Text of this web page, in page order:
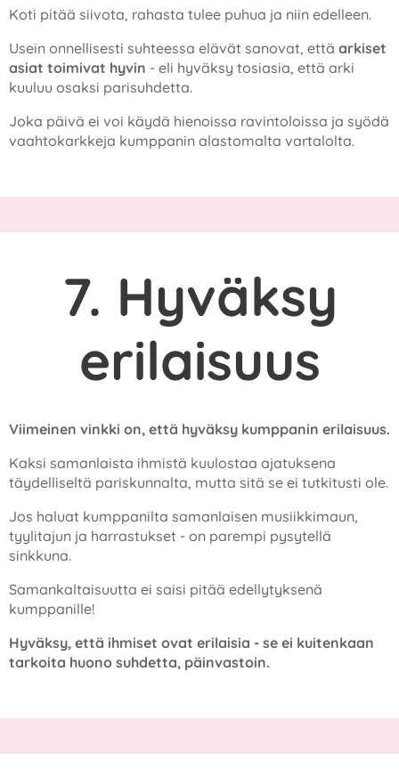
Koti pitää siivota, rahasta tulee puhua ja niin edelleen.
Usein onnellisesti suhteessa elävät sanovat, että arkiset
asiat toimivat hyvin - eli hyväksy tosiasia, että arki
kuuluu osaksi parisuhdetta.
Joka päivä ei voi käydä hienoissa ravintoloissa ja syödä
vaahtokarkkeja kumppanin alastomalta vartalolta.
7. Hyväksy
erilaisuus
Viimeinen vinkki on, että hyväksy kumppanin erilaisuus.
Kaksi samanlaista ihmistä kuulostaa ajatuksena
täydelliseltä pariskunnalta, mutta sitä se ei tutkitusti ole.
Jos haluat kumppanilta samanlaisen musiikkimaun,
tyylitajun ja harrastukset - on parempi pysytellä
sinkkuna.
Samankaltaisuutta ei saisi pitää edellytyksenä
kumppanille!
Hyväksy, että ihmiset ovat erilaisia - se ei kuitenkaan
tarkoita huono suhdetta, päinvastoin.